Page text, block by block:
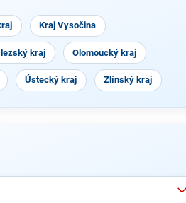
Kraj Vysočina
kraj Olomoucký kraj
Ústecký kraj Zlínský kraj